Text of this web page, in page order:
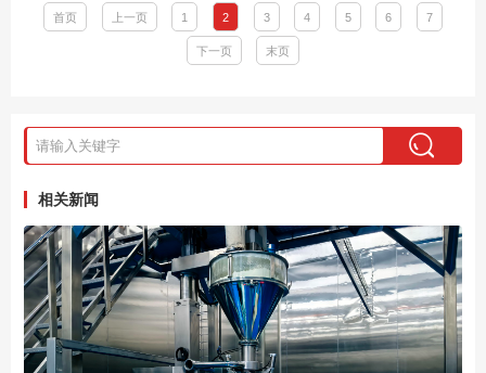
首页 上一页 1 2 3 4 5 6 7
下一页 末页
相关新闻